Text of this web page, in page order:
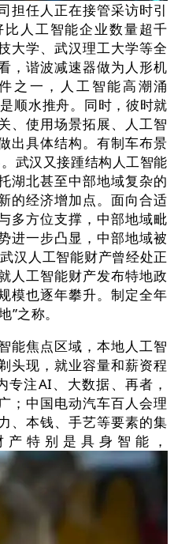
担任人正在接管采访时引
人工智能企业数量超千
大学、武汉理工大学等全
，谐波减速器做为人形机
之一，人工智能高潮涌
顺水推舟。同时，彼时就
、使用场景拓展、人工智
出具体结构。有制车布景
武汉又接踵结构人工智能
湖北甚至中部地域复杂的
的经济增加点。面向合适
多方位支撑，中部地域毗
进一步凸显，中部地域被
汉人工智能财产曾经处正
人工智能财产发布特地政
模也逐年攀升。制定全年
之称。
焦点区域，本地人工智
头现，就业容量和薪资程
注AI、大数据、再者，
；中国电动汽车百人会理
、本钱、手艺等要素的集
特别是具身智能，